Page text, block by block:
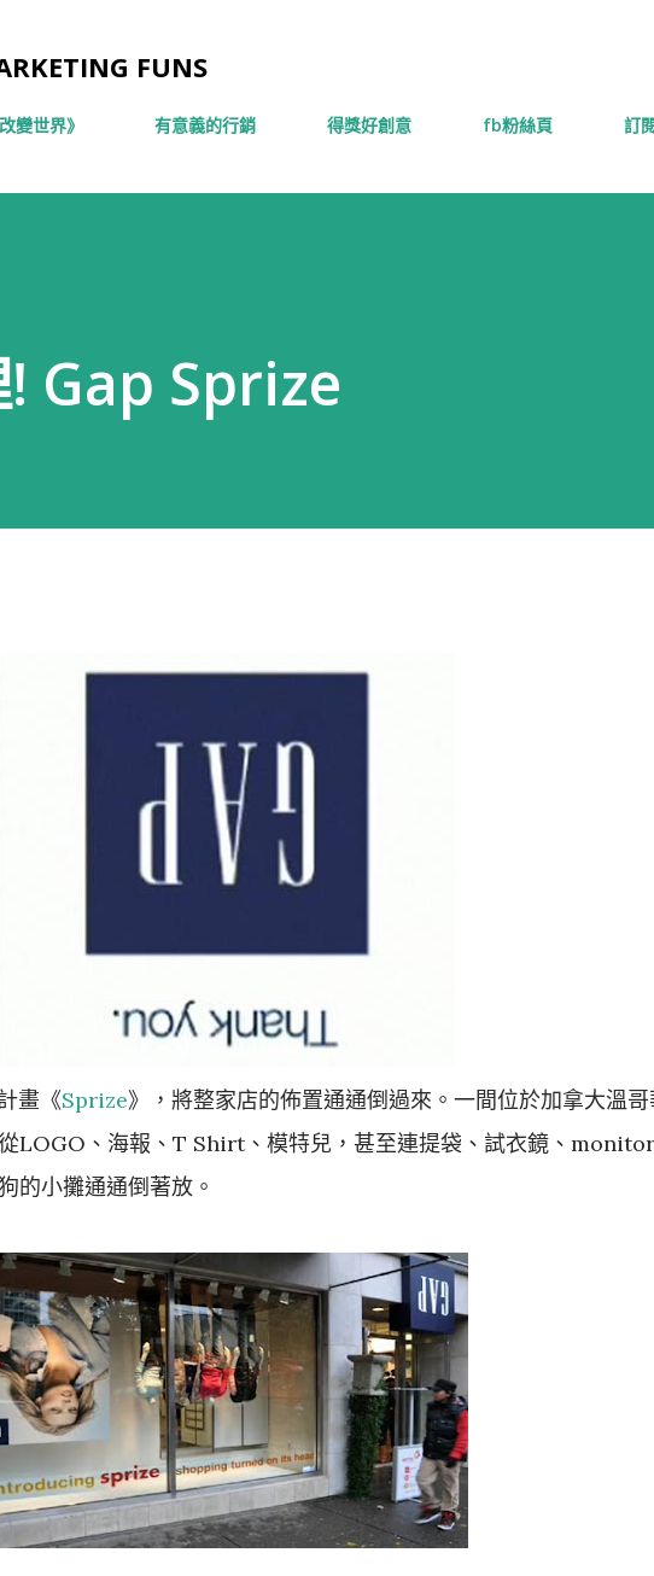
FUNS
變世界》 有意義的行銷 得獎好創意 fb粉絲頁 訂
Gap Sprize
畫《Sprize》，將整家店的佈置通通倒過來。一間位於加拿大溫
LOGO、海報、T Shirt、模特兒，甚至連提袋、試衣鏡、monitor
的小攤通通倒著放。